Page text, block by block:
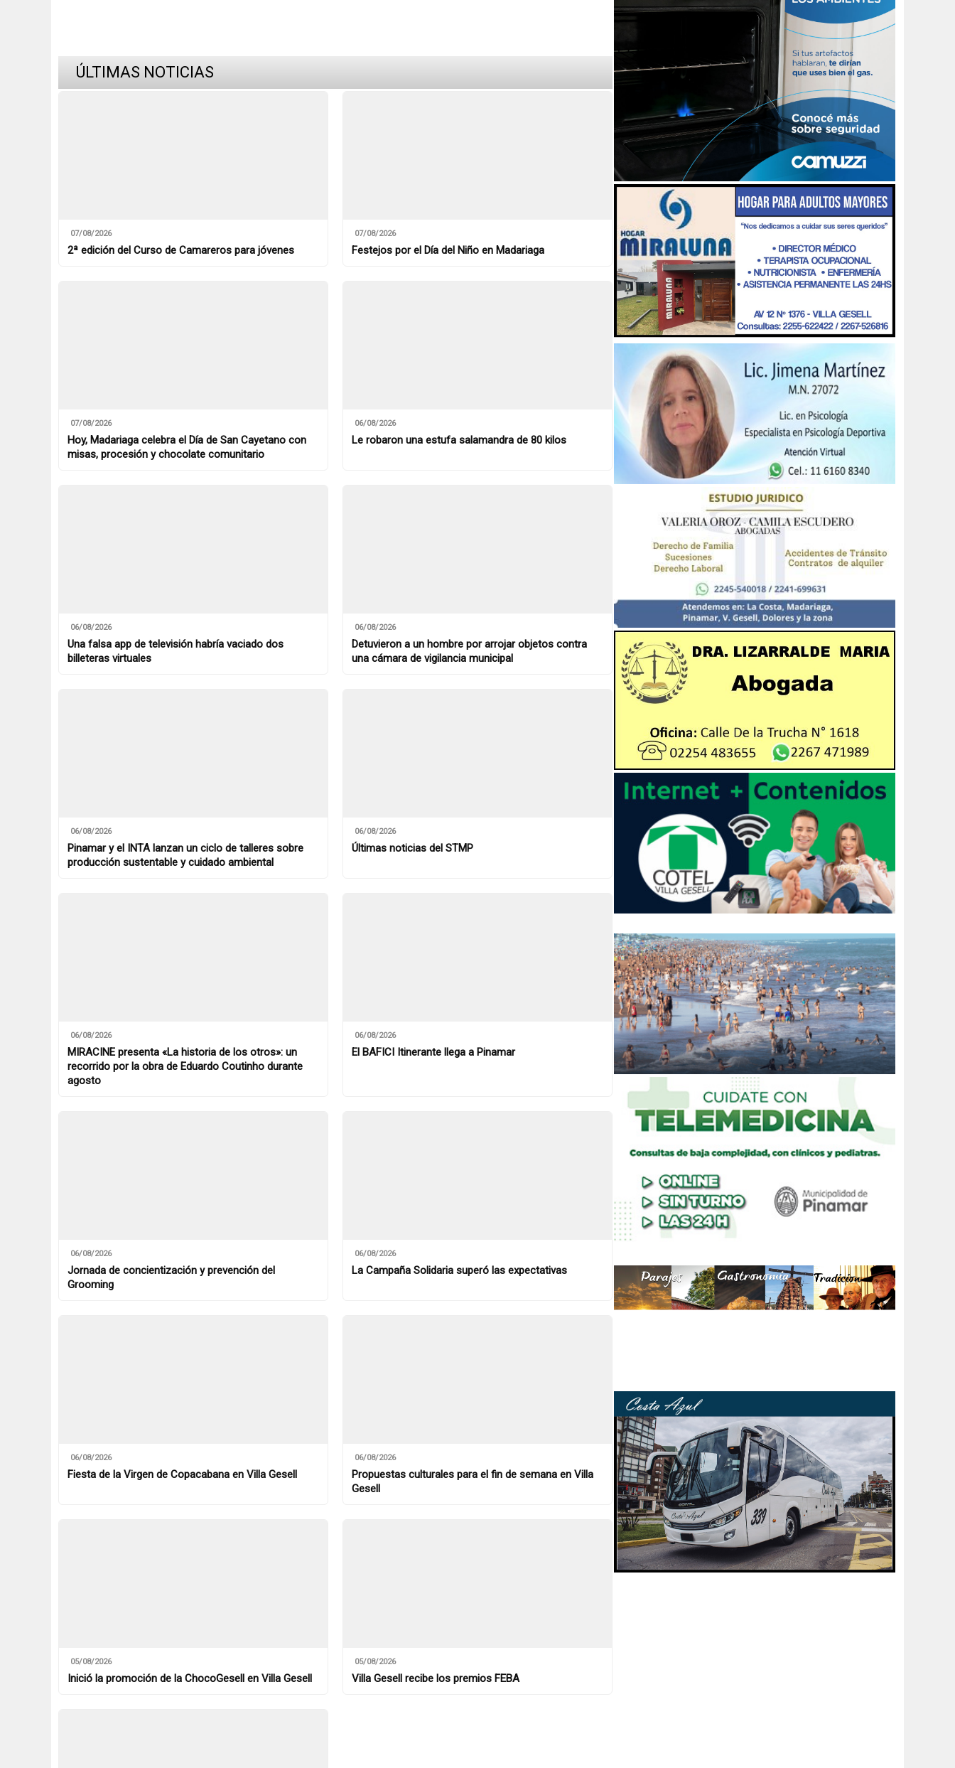
ÚLTIMAS NOTICIAS
07/08/2026
2ª edición del Curso de Camareros para jóvenes
07/08/2026
Festejos por el Día del Niño en Madariaga
07/08/2026
Hoy, Madariaga celebra el Día de San Cayetano con
misas, procesión y chocolate comunitario
06/08/2026
Le robaron una estufa salamandra de 80 kilos
06/08/2026
Una falsa app de televisión habría vaciado dos
billeteras virtuales
06/08/2026
Detuvieron a un hombre por arrojar objetos contra
una cámara de vigilancia municipal
06/08/2026
Pinamar y el INTA lanzan un ciclo de talleres sobre
producción sustentable y cuidado ambiental
06/08/2026
Últimas noticias del STMP
06/08/2026
MIRACINE presenta «La historia de los otros»: un
recorrido por la obra de Eduardo Coutinho durante
agosto
06/08/2026
El BAFICI Itinerante llega a Pinamar
06/08/2026
Jornada de concientización y prevención del
Grooming
06/08/2026
La Campaña Solidaria superó las expectativas
06/08/2026
Fiesta de la Virgen de Copacabana en Villa Gesell
06/08/2026
Propuestas culturales para el fin de semana en Villa
Gesell
05/08/2026
Inició la promoción de la ChocoGesell en Villa Gesell
05/08/2026
Villa Gesell recibe los premios FEBA